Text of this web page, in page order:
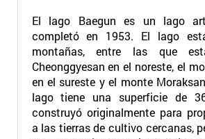
El lago Baegun es un lago
completó en 1953. El lago
montañas, entre las que
Cheonggyesan en el noreste, el
en el sureste y el monte
lago tiene una superficie de
construyó originalmente para
a las tierras de cultivo cercanas,